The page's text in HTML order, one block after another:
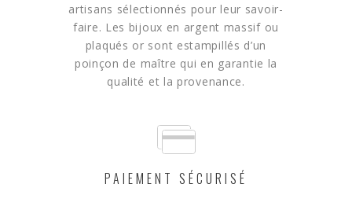
artisans sélectionnés pour leur savoir-
faire. Les bijoux en argent massif ou
plaqués or sont estampillés d’un
poinçon de maître qui en garantie la
qualité et la provenance.
PAIEMENT SÉCURISÉ